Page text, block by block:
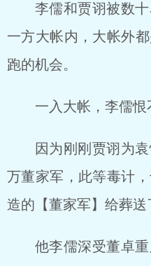
李儒和贾诩被数
一方大帐内，大帐外
跑的机会。
一入大帐，李儒恨
因为刚刚贾诩为
万董家军，此等毒计
造的【董家军】给葬送
他李儒深受董卓